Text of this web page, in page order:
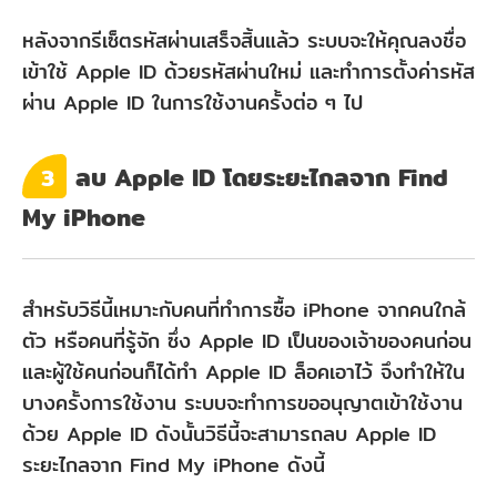
หลังจากรีเซ็ตรหัสผ่านเสร็จสิ้นแล้ว ระบบจะให้คุณลงชื่อ
เข้าใช้ Apple ID ด้วยรหัสผ่านใหม่ และทำการตั้งค่ารหัส
ผ่าน Apple ID ในการใช้งานครั้งต่อ ๆ ไป
3
ลบ Apple ID โดยระยะไกลจาก Find
My iPhone
สำหรับวิธีนี้เหมาะกับคนที่ทำการซื้อ iPhone จากคนใกล้
ตัว หรือคนที่รู้จัก ซึ่ง Apple ID เป็นของเจ้าของคนก่อน
และผู้ใช้คนก่อนก็ได้ทำ Apple ID ล็อคเอาไว้ จึงทำให้ใน
บางครั้งการใช้งาน ระบบจะทำการขออนุญาตเข้าใช้งาน
ด้วย Apple ID ดังนั้นวิธีนี้จะสามารถลบ Apple ID
ระยะไกลจาก Find My iPhone ดังนี้